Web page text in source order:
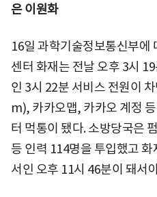
은 이원화
16일 과학기술정보통신부에
센터 화재는 전날 오후 3시
인 3시 22분 서비스 전원이
m), 카카오맵, 카카오 계정
터 먹통이 됐다. 소방당국은
등 인력 114명을 투입했고
서인 오후 11시 46분이 돼서